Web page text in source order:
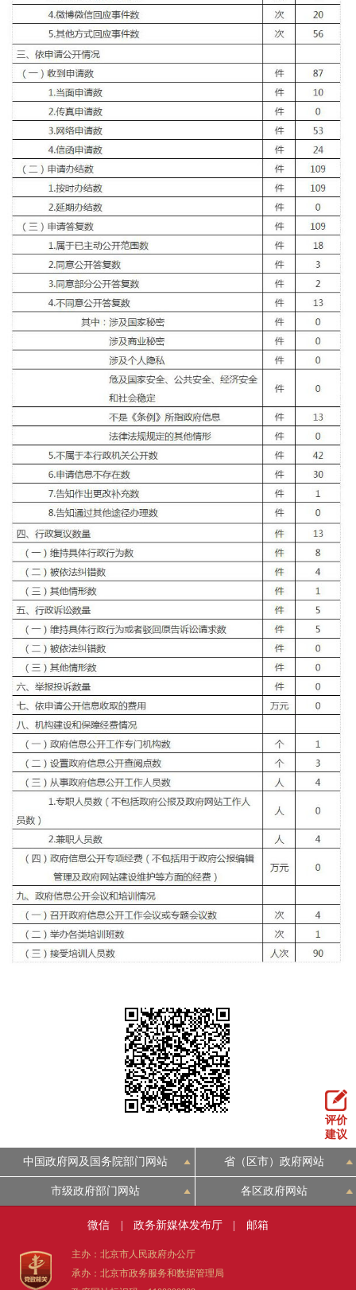
评价
建议
中国政府网及国务院部门网站 省（区市）政府网站
市级政府部门网站 各区政府网站
微信 政务新媒体发布厅 邮箱
主办：北京市人民政府办公厅
承办：北京市政务服务和数据管理局